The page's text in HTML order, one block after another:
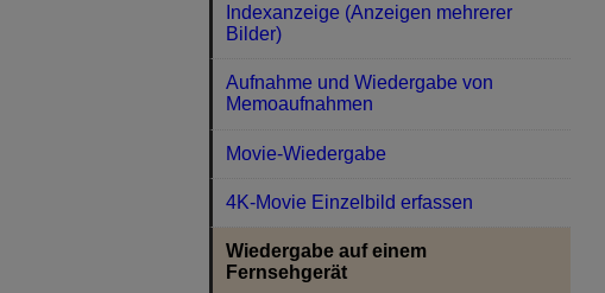
Indexanzeige (Anzeigen mehrerer
Bilder)
Aufnahme und Wiedergabe von
Memoaufnahmen
Movie-Wiedergabe
4K-Movie Einzelbild erfassen
Wiedergabe auf einem
Fernsehgerät